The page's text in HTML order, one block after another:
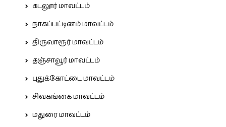
கடலூர் மாவட்டம்
நாகப்பட்டினம் மாவட்டம்
திருவாரூர் மாவட்டம்
தஞ்சாவூர் மாவட்டம்
புதுக்கோட்டை மாவட்டம்
சிவகங்கை மாவட்டம்
மதுரை மாவட்டம்